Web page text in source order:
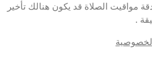
مواقيت الصلاة قد يكون هنالك تأخير
.